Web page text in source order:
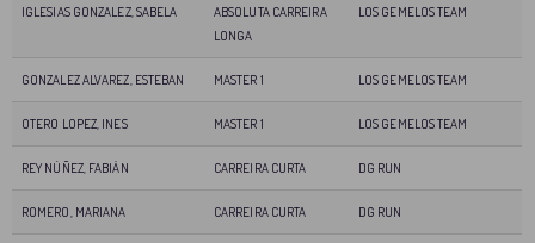
IGLESIAS GONZALEZ, SABELA
ABSOLUTA CARREIRA
LONGA
LOS GEMELOS TEAM
GONZALEZ ALVAREZ, ESTEBAN MASTER 1 LOS GEMELOS TEAM
OTERO LOPEZ, INES MASTER 1 LOS GEMELOS TEAM
REY NÚÑEZ, FABIÁN CARREIRA CURTA DG RUN
ROMERO, MARIANA CARREIRA CURTA DG RUN